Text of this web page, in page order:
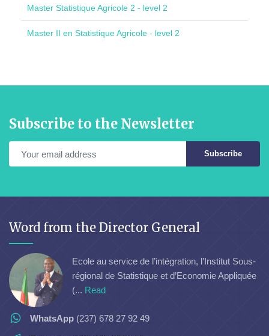
Master Statistique Agricole 2 - level 2
Master II en Statistique Agricole - level 2
Subscribe to the Newsletter
Subscribe
Word from the Director General
Ecole au service de l’intégration, l’Institut Sous-
régional de Statistique et d’Economie Appliquée
(... Read
WhatsApp (237) 678 27 92 49